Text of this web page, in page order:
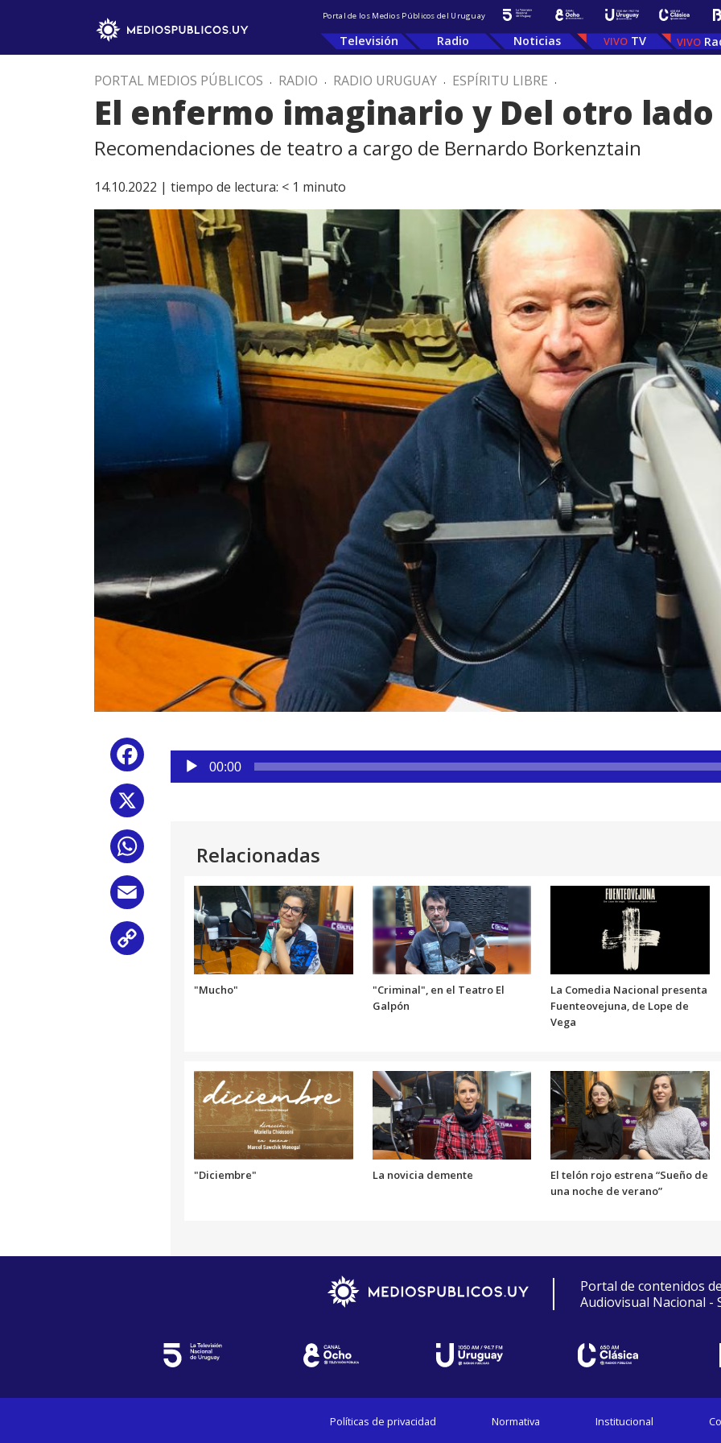
Portal de los Medios Públicos del Uruguay
Televisión Radio Noticias TV
PORTAL MEDIOS PÚBLICOS . RADIO . RADIO URUGUAY . ESPÍRITU LIBRE .
El enfermo imaginario y Del otro
Recomendaciones de teatro a cargo de Bernardo Borkenztain
14.10.2022 | tiempo de lectura: < 1 minuto
Facebook
WhatsApp
Reproductor
audio
00:00
Relacionadas
"Mucho"
"Criminal", en el Teatro El
Galpón
La Comedia Nacional presenta
Fuenteovejuna, de Lope de
Vega
"Diciembre" La novicia demente
El telón rojo estrena “Sueño de
una noche de verano”
Portal de contenidos
Audiovisual Nacional -
Políticas de privacidad Normativa Institucional